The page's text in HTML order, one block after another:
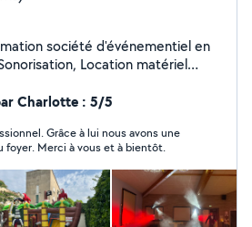
société d'événementiel en
Location matériel
Charlotte : 5/5
Grâce à lui nous avons une
foyer. Merci à vous et à bientôt.